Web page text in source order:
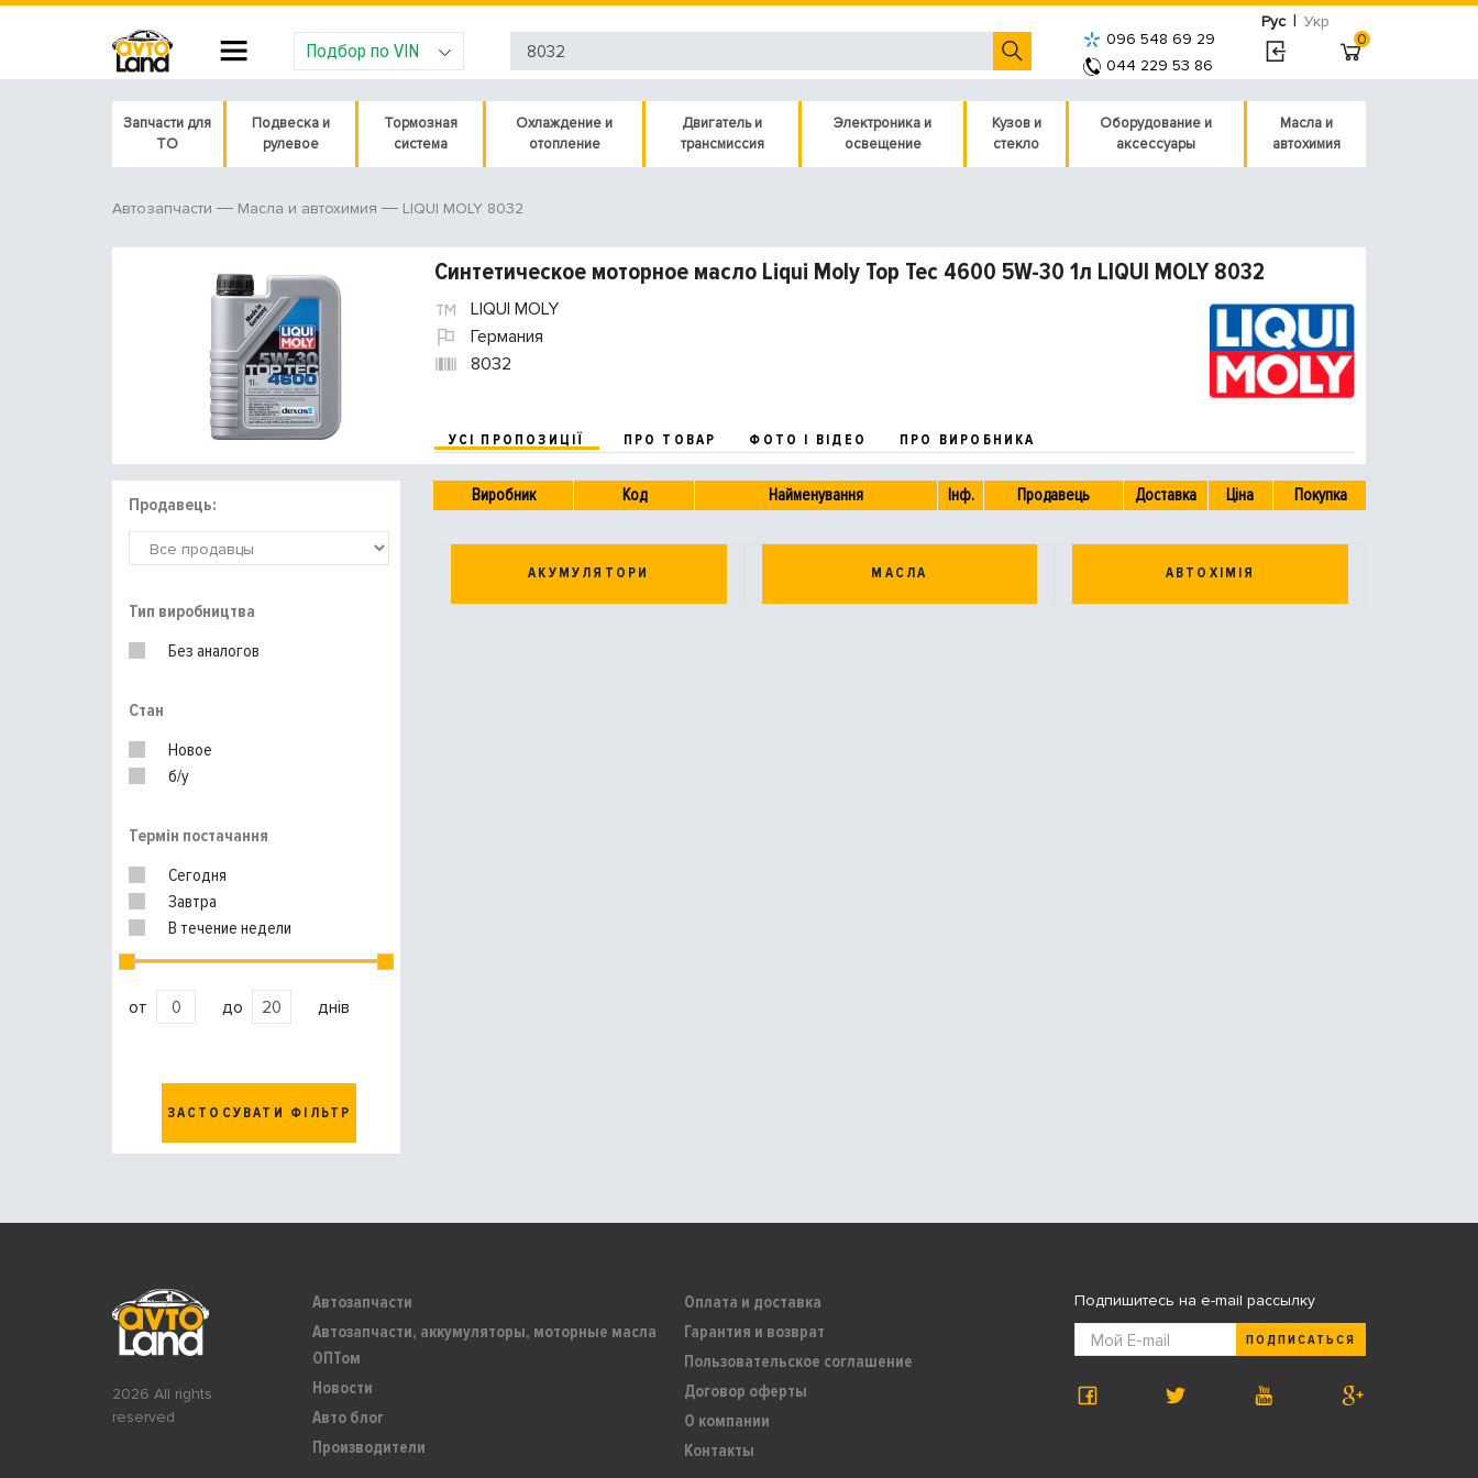
Рус | Укр
Подбор по VIN
096 548 69 29
044 229 53 86
0
Запчасти для
ТО
Подвеска и
рулевое
Тормозная
система
Охлаждение и
отопление
Двигатель и
трансмиссия
Электроника и
освещение
Кузов и
стекло
Оборудование и
аксессуары
Масла и
автохимия
Автозапчасти Масла и автохимия LIQUI MOLY 8032
Синтетическое моторное масло Liqui Moly Top Tec 4600 5W-30 1л LIQUI MOLY 8032
LIQUI MOLY
Германия
8032
УСІ ПРОПОЗИЦІЇ ПРО ТОВАР ФОТО І ВІДЕО ПРО ВИРОБНИКА
Продавець:
Тип виробництва
Без аналогов
Стан
Новое
б/у
Термін постачання
Сегодня
Завтра
В течение недели
от до днів
ЗАСТОСУВАТИ ФІЛЬТР
Виробник Код Найменування Інф. Продавець Доставка Ціна Покупка
АКУМУЛЯТОРИ МАСЛА АВТОХІМІЯ
2026 All rights
reserved
Автозапчасти
Автозапчасти, аккумуляторы, моторные масла
ОПТом
Новости
Авто блог
Производители
Оплата и доставка
Гарантия и возврат
Пользовательское соглашение
Договор оферты
О компании
Контакты
Подпишитесь на e-mail рассылку
ПОДПИСАТЬСЯ